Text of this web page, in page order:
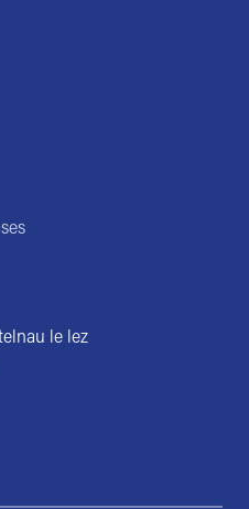
le lez